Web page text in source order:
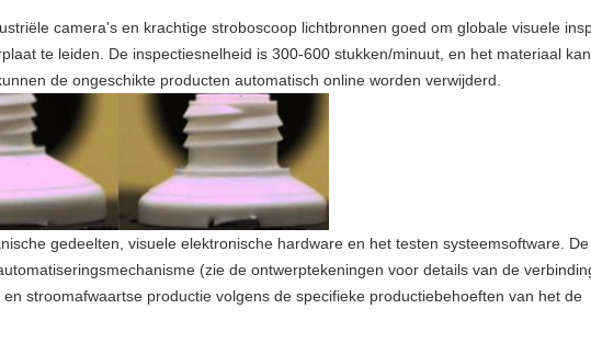
camera's en krachtige stroboscoop lichtbronnen goed om globale visuele
te leiden. De inspectiesnelheid is 300-600 stukken/minuut, en het materiaal
de ongeschikte producten automatisch online worden verwijderd.
gedeelten, visuele elektronische hardware en het testen systeemsoftware.
(zie de ontwerptekeningen voor details van de
stroomafwaartse productie volgens de specifieke productiebehoeften van het de